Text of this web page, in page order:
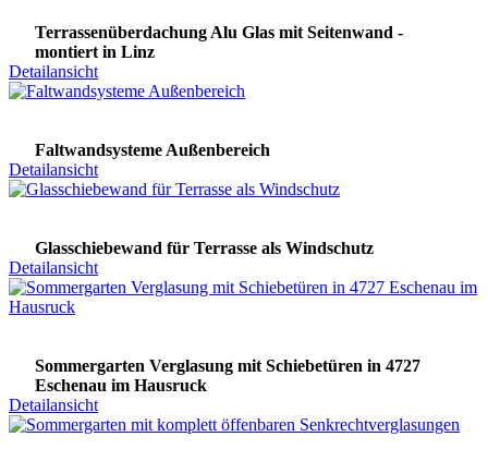
Terrassenüberdachung Alu Glas mit Seitenwand -
montiert in Linz
Detailansicht
Faltwandsysteme Außenbereich
Detailansicht
Glasschiebewand für Terrasse als Windschutz
Detailansicht
Sommergarten Verglasung mit Schiebetüren in 4727
Eschenau im Hausruck
Detailansicht